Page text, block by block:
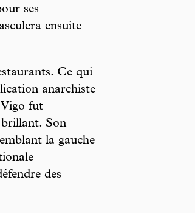
ses
ensuite
Ce qui
anarchiste
Vigo fut
brillant. Son
la gauche
des